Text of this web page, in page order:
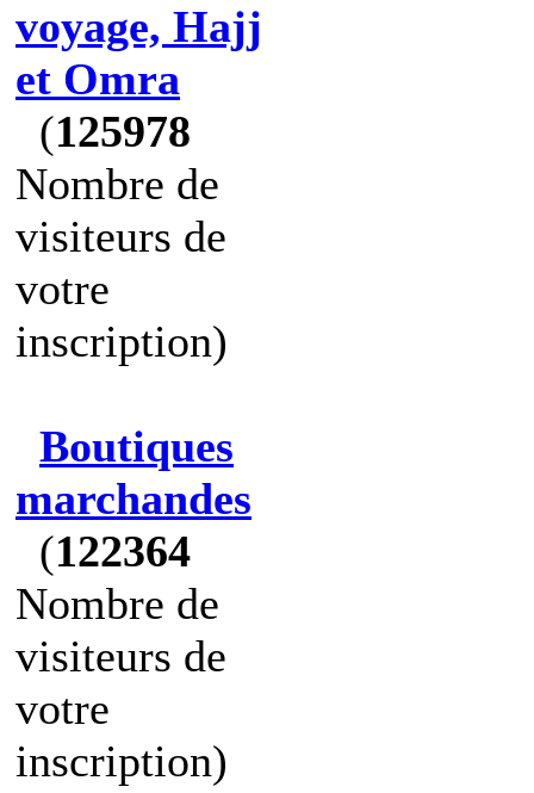
voyage, Hajj
et Omra
(125978
Nombre de
visiteurs de
votre
inscription)
Boutiques
marchandes
(122364
Nombre de
visiteurs de
votre
inscription)